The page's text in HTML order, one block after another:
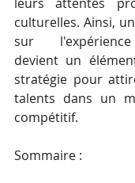
culturelles. Ainsi,
sur
devient un
stratégie pour
talents dans un
compétitif.
Sommaire :